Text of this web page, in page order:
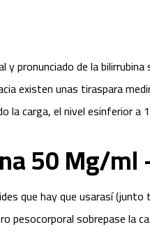
pronunciado de la
existen unas tiraspara
la carga, el nivel esinferior
50 Mg/ml
que hay que usarasí
pesocorporal sobrepase la